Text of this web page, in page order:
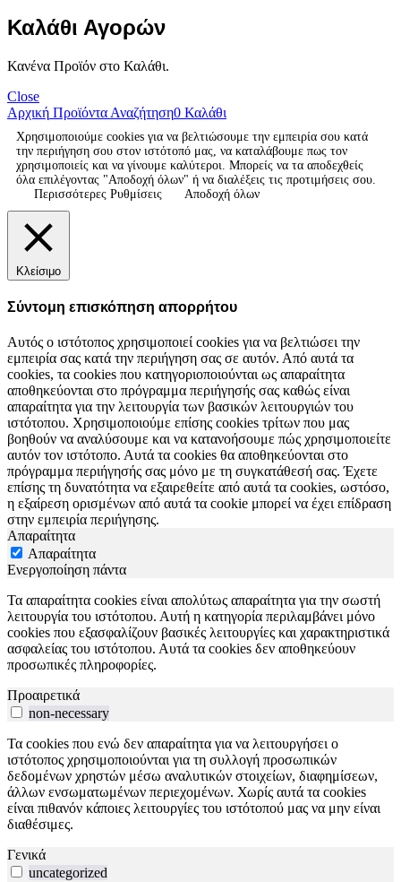
Καλάθι Αγορών
Κανένα Προϊόν στο Καλάθι.
Close
Αρχική Προϊόντα Αναζήτηση0 Καλάθι
Χρησιμοποιούμε cookies για να βελτιώσουμε την εμπειρία σου κατά
την περιήγηση σου στον ιστότοπό μας, να καταλάβουμε πως τον
χρησιμοποιείς και να γίνουμε καλύτεροι. Μπορείς να τα αποδεχθείς
όλα επιλέγοντας "Αποδοχή όλων" ή να διαλέξεις τις προτιμήσεις σου.
Περισσότερες Ρυθμίσεις
Αποδοχή όλων
Κλείσιμο
Σύντομη επισκόπηση απορρήτου
Αυτός ο ιστότοπος χρησιμοποιεί cookies για να βελτιώσει την
εμπειρία σας κατά την περιήγηση σας σε αυτόν. Από αυτά τα
cookies, τα cookies που κατηγοριοποιούνται ως απαραίτητα
αποθηκεύονται στο πρόγραμμα περιήγησής σας καθώς είναι
απαραίτητα για την λειτουργία των βασικών λειτουργιών του
ιστότοπου. Χρησιμοποιούμε επίσης cookies τρίτων που μας
βοηθούν να αναλύσουμε και να κατανοήσουμε πώς χρησιμοποιείτε
αυτόν τον ιστότοπο. Αυτά τα cookies θα αποθηκεύονται στο
πρόγραμμα περιήγησής σας μόνο με τη συγκατάθεσή σας. Έχετε
επίσης τη δυνατότητα να εξαιρεθείτε από αυτά τα cookies, ωστόσο,
η εξαίρεση ορισμένων από αυτά τα cookie μπορεί να έχει επίδραση
στην εμπειρία περιήγησης.
Απαραίτητα
Απαραίτητα
Ενεργοποίηση πάντα
Τα απαραίτητα cookies είναι απολύτως απαραίτητα για την σωστή
λειτουργία του ιστότοπου. Αυτή η κατηγορία περιλαμβάνει μόνο
cookies που εξασφαλίζουν βασικές λειτουργίες και χαρακτηριστικά
ασφαλείας του ιστότοπου. Αυτά τα cookies δεν αποθηκεύουν
προσωπικές πληροφορίες.
Προαιρετικά
non-necessary
Τα cookies που ενώ δεν απαραίτητα για να λειτουργήσει ο
ιστότοπος χρησιμοποιούνται για τη συλλογή προσωπικών
δεδομένων χρηστών μέσω αναλυτικών στοιχείων, διαφημίσεων,
άλλων ενσωματωμένων περιεχομένων. Χωρίς αυτά τα cookies
είναι πιθανόν κάποιες λειτουργίες του ιστότοπού μας να μην είναι
διαθέσιμες.
Γενικά
uncategorized